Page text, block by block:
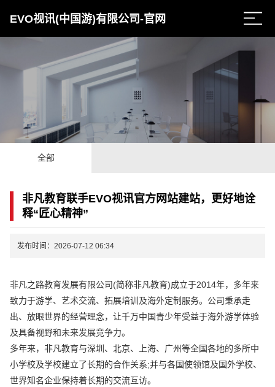
EVO视讯(中国游)有限公司-官网
全部
非凡教育联手EVO视讯官方网站建站，更好地诠
释“匠心精神”
发布时间：2026-07-12 06:34
非凡之路教育发展有限公司(简称非凡教育)成立于2014年，多年来
致力于游学、艺术交流、拓展培训及海外定制服务。公司秉承走
出、放眼世界的经营理念，让千万中国青少年受益于海外游学体验
及具备视野和未来发展竞争力。
多年来，非凡教育与深圳、北京、上海、广州等全国各地的多所中
小学校及学校建立了长期的合作关系;并与各国使领馆及国外学校、
世界知名企业保持着长期的交流互访。